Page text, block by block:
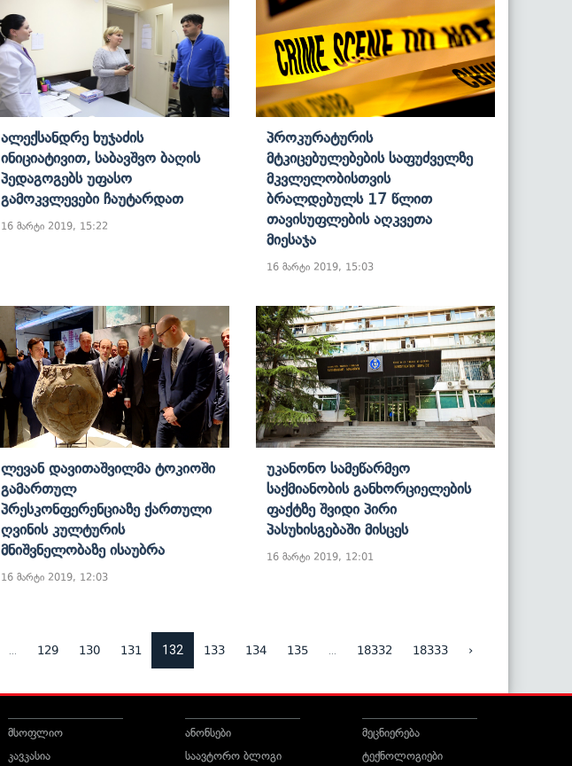
Ალექსანდრე Ხუჯაძის
Ინიციატივით, Საბავშვო Ბაღის
Პედაგოგებს Უფასო
Გამოკვლევები Ჩაუტარდათ
16 მარტი 2019, 15:22
Პროკურატურის
Მტკიცებულებების Საფუძველზე
Მკვლელობისთვის
Ბრალდებულს 17 Წლით
Თავისუფლების Აღკვეთა
Მიესაჯა
16 მარტი 2019, 15:03
Ლევან Დავითაშვილმა Ტოკიოში
Გამართულ
Პრესკონფერენციაზე Ქართული
Ღვინის Კულტურის
Მნიშვნელობაზე Ისაუბრა
16 მარტი 2019, 12:03
Უკანონო Სამეწარმეო
Საქმიანობის Განხორციელების
Ფაქტზე Შვიდი Პირი
Პასუხისგებაში Მისცეს
16 მარტი 2019, 12:01
129 130 131 132 133 134 135 18332 18333 ›
მსოფლიო
კავკასია
ანონსები
საავტორო ბლოგი
მეცნიერება
ტექნოლოგიები